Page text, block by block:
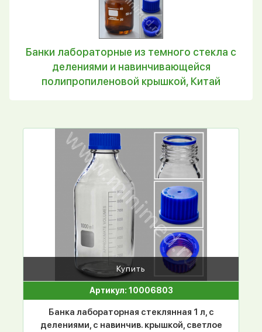
Банки лабораторные из темного стекла с
делениями и навинчивающейся
полипропиленовой крышкой, Китай
Купить
Артикул: 10006803
Банка лабораторная стеклянная 1 л, с
делениями, с навинчив. крышкой, светлое